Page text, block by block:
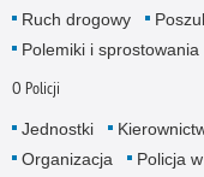
Ruch drogowy
Polemiki i sprostowania
O Policji
Jednostki
Organizacja
Policja